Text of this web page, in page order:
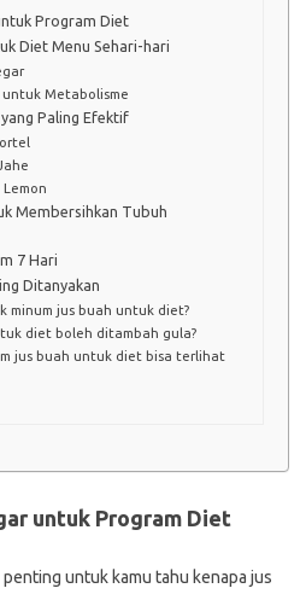
Program Diet
Diet Menu Sehari-hari
untuk Metabolisme
Paling Efektif
Lemon
Membersihkan Tubuh
7 Hari
Ditanyakan
minum jus buah untuk diet?
diet boleh ditambah gula?
jus buah untuk diet bisa terlihat
untuk Program Diet
untuk kamu tahu kenapa jus